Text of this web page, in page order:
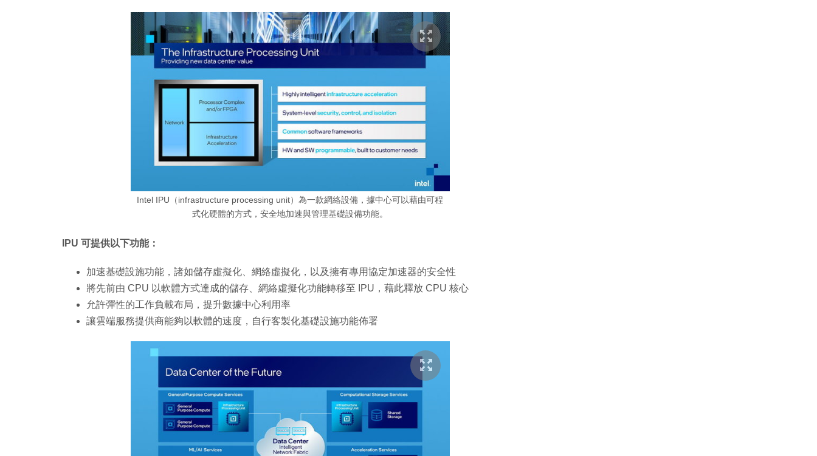
Intel IPU（infrastructure processing unit）為一款網絡設備，據中心可以藉由可程
式化硬體的方式，安全地加速與管理基礎設備功能。
IPU 可提供以下功能：
加速基礎設施功能，諸如儲存虛擬化、網絡虛擬化，以及擁有專用協定加速器的安全性
將先前由 CPU 以軟體方式達成的儲存、網絡虛擬化功能轉移至 IPU，藉此釋放 CPU 核心
允許彈性的工作負載布局，提升數據中心利用率
讓雲端服務提供商能夠以軟體的速度，自行客製化基礎設施功能佈署